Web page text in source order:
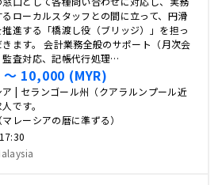
るローカルスタッフとの間に立って、円滑
推進する「橋渡し役（ブリッジ）」を担っ
きます。 会計業務全般のサポート（月次会
監査対応、記帳代行処理…
10,000 (MYR)
ア | セランゴール州（クアラルンプール近
です。
レーシアの暦に準ずる）